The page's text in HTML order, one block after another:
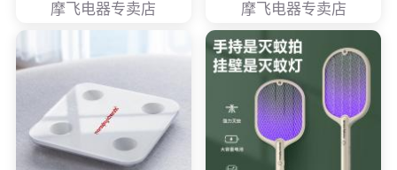
摩飞电器专卖店 摩飞电器专卖店